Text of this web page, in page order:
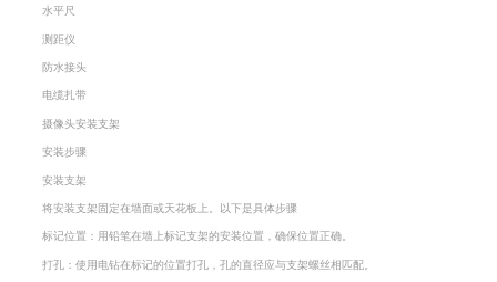
水平尺
测距仪
防水接头
电缆扎带
摄像头安装支架
安装步骤
安装支架
将安装支架固定在墙面或天花板上。以下是具体步骤
标记位置：用铅笔在墙上标记支架的安装位置，确保位置正确。
打孔：使用电钻在标记的位置打孔，孔的直径应与支架螺丝相匹配。